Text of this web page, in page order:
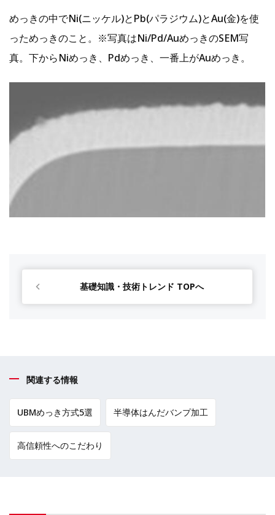
めっきの中でNi(ニッケル)とPb(パラジウム)とAu(金)を使
っためっきのこと。※写真はNi/Pd/AuめっきのSEM写
真。下からNiめっき、Pdめっき、一番上がAuめっき。
基礎知識・技術トレンド TOPへ
関連する情報
UBMめっき方式5選 半導体はんだバンプ加工
高信頼性へのこだわり